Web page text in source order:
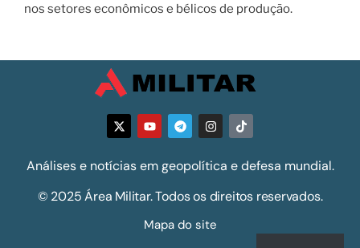
nos setores econômicos e bélicos de produção.
Análises e notícias em geopolítica e defesa mundial.
© 2025 Área Militar. Todos os direitos reservados.
Mapa do site